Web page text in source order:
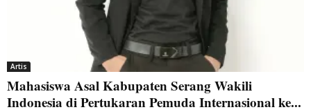
Artis
Mahasiswa Asal Kabupaten Serang Wakili
Indonesia di Pertukaran Pemuda Internasional ke...